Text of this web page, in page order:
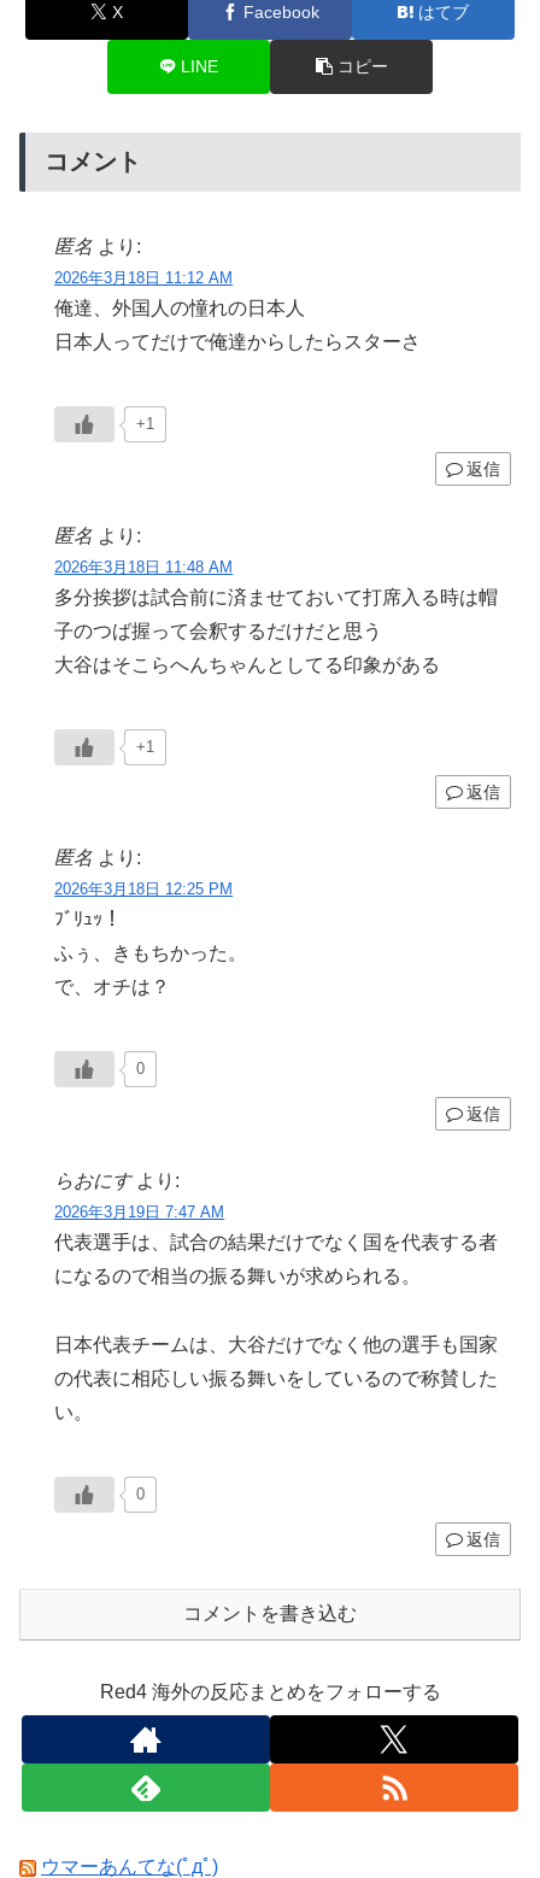
X Facebook はてブ
LINE コピー
コメント
匿名 より:
2026年3月18日 11:12 AM
俺達、外国人の憧れの日本人
日本人ってだけで俺達からしたらスターさ
+1
返信
匿名 より:
2026年3月18日 11:48 AM
多分挨拶は試合前に済ませておいて打席入る時は帽
子のつば握って会釈するだけだと思う
大谷はそこらへんちゃんとしてる印象がある
+1
返信
匿名 より:
2026年3月18日 12:25 PM
ﾌﾞﾘｭｯ！
ふぅ、きもちかった。
で、オチは？
0
返信
らおにす より:
2026年3月19日 7:47 AM
代表選手は、試合の結果だけでなく国を代表する者
になるので相当の振る舞いが求められる。
日本代表チームは、大谷だけでなく他の選手も国家
の代表に相応しい振る舞いをしているので称賛した
い。
0
返信
コメントを書き込む
Red4 海外の反応まとめをフォローする
ウマーあんてな(ﾟдﾟ)